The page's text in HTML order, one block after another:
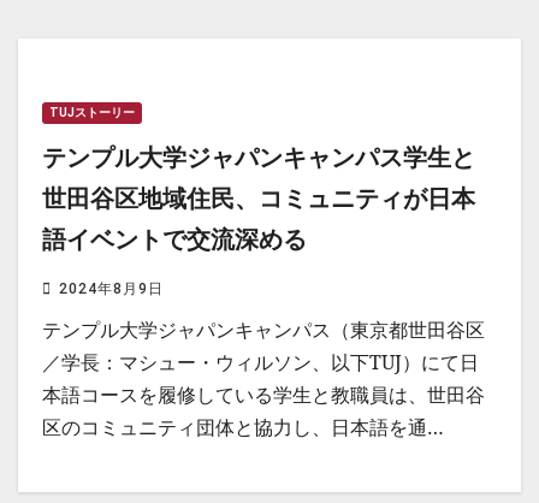
TUJストーリー
テンプル大学ジャパンキャンパス学生と
世田谷区地域住民、コミュニティが日本
語イベントで交流深める
2024年8月9日
テンプル大学ジャパンキャンパス（東京都世田谷区
／学長：マシュー・ウィルソン、以下TUJ）にて日
本語コースを履修している学生と教職員は、世田谷
区のコミュニティ団体と協力し、日本語を通…